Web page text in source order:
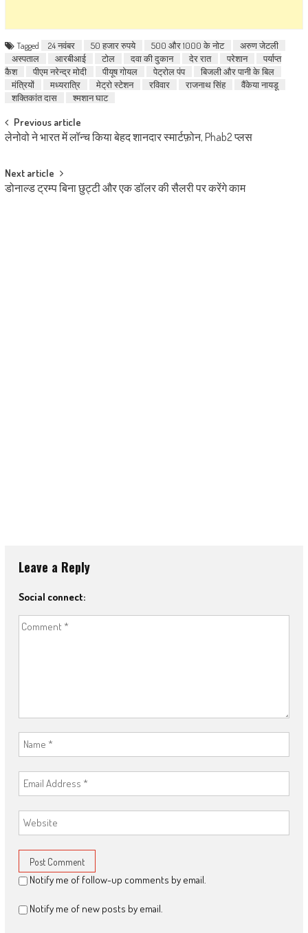
Tagged 24 नवंबर 50 हजार रुपये 500 और 1000 के नोट
अरुण जेटली
अस्पताल
आरबीआई टोल दवा की दुकान देर रात परेशान
पर्याप्त
कैश
पीएम नरेन्द्र मोदी पीयूष गोयल पेट्रोल पंप
बिजली और पानी के बिल
मंत्रियों
मध्यरात्रि मेट्रो स्टेशन रविवार राजनाथ सिंह
वैंकेया नायडू
शक्तिकांत दास
श्मशान घाट
Post navigation
Previous article
लेनोवो ने भारत में लॉन्च किया बेहद शानदार स्मार्टफ़ोन, Phab2 प्लस
Next article
डोनाल्ड ट्रम्प बिना छुट्टी और एक डॉलर की सैलरी पर करेंगे काम
Leave a Reply
Social connect:
Notify me of follow-up comments by email.
Notify me of new posts by email.